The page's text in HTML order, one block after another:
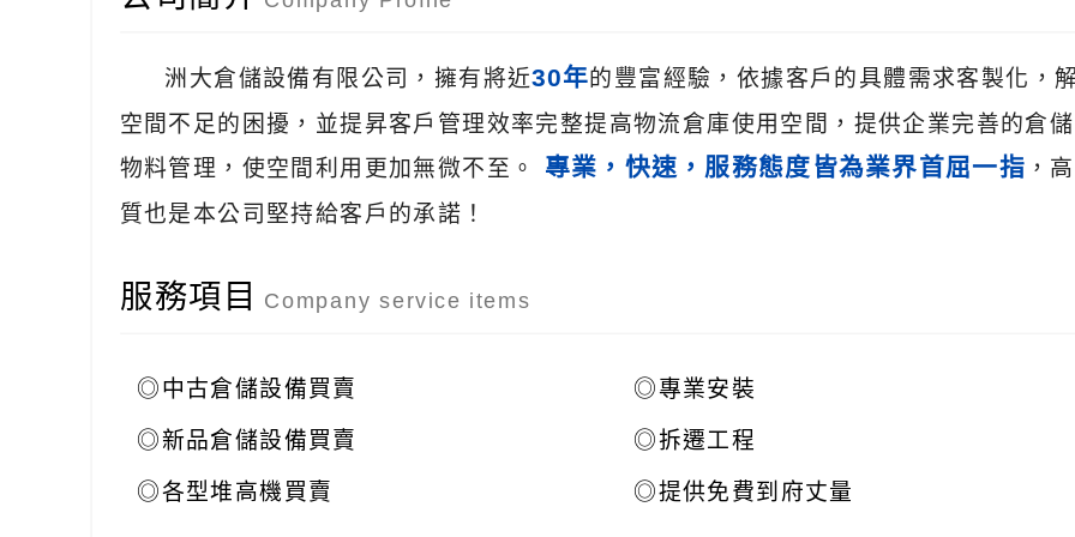
洲大倉儲設備有限公司，擁有將近30年的豐富經驗，依據客戶的具體需求客製化，
空間不足的困擾，並提昇客戶管理效率完整提高物流倉庫使用空間，提供企業完善的倉儲
物料管理，使空間利用更加無微不至。 專業，快速，服務態度皆為業界首屈一指 ，
質也是本公司堅持給客戶的承諾！
服務項目 Company service items
◎中古倉儲設備買賣
◎新品倉儲設備買賣
◎各型堆高機買賣
◎專業安裝
◎拆遷工程
◎提供免費到府丈量